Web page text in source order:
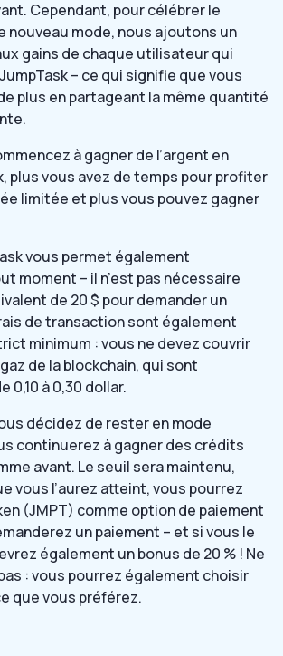
Cependant, pour célébrer le
nouveau mode, nous ajoutons un
gains de chaque utilisateur qui
– ce qui signifie que vous
plus en partageant la même quantité
à gagner de l’argent en
plus vous avez de temps pour profiter
limitée et plus vous pouvez gagner
vous permet également
moment – il n’est pas nécessaire
de 20 $ pour demander un
de transaction sont également
minimum : vous ne devez couvrir
de la blockchain, qui sont
0,10 à 0,30 dollar.
décidez de rester en mode
continuerez à gagner des crédits
avant. Le seuil sera maintenu,
vous l’aurez atteint, vous pourrez
(JMPT) comme option de paiement
un paiement – et si vous le
également un bonus de 20 % ! Ne
: vous pourrez également choisir
que vous préférez.